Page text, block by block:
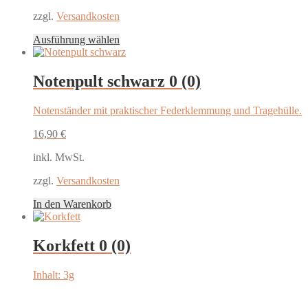
zzgl. Versandkosten
Ausführung wählen
Produkt
mehrere
Varianten
Die
gewählt
Notenpult schwarz 0 (0)
Notenständer mit praktischer Federklemmung und Tragehülle.
16,90 €
inkl. MwSt.
zzgl. Versandkosten
In den Warenkorb
Korkfett 0 (0)
Inhalt: 3g